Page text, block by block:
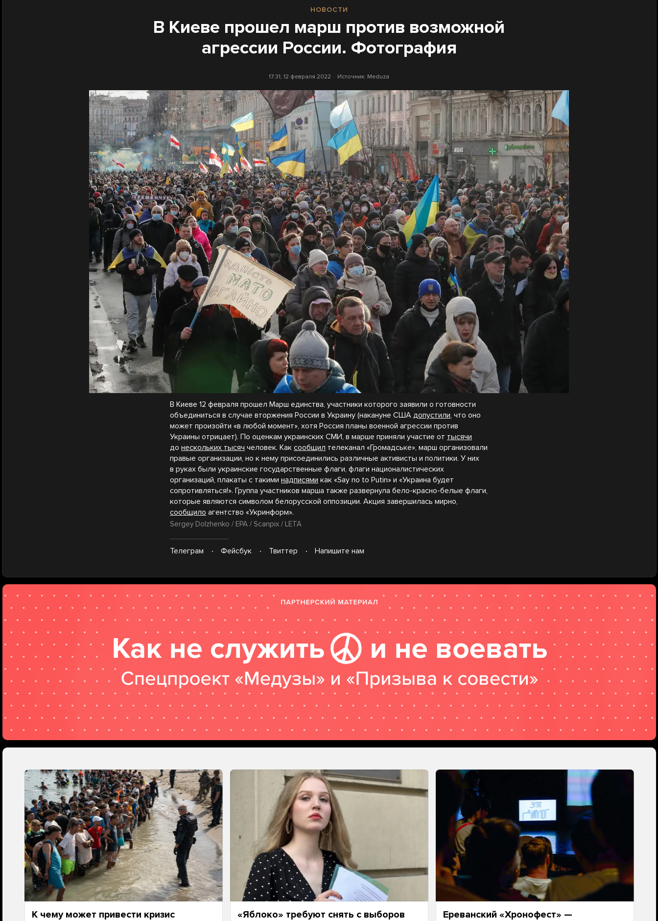
НОВОСТИ
В Киеве прошел марш против возможной
агрессии России. Фотография
17:31, 12 февраля 2022 Источник: Meduza
В Киеве 12 февраля прошел Марш единства, участники которого заявили о готовности
объединиться в случае вторжения России в Украину (накануне США допустили, что оно
может произойти «в любой момент», хотя Россия планы военной агрессии против
Украины отрицает). По оценкам украинских СМИ, в марше приняли участие от тысячи
до нескольких тысяч человек. Как сообщил телеканал «Громадське», марш организовали
правые организации, но к нему присоединились различные активисты и политики. У них
в руках были украинские государственные флаги, флаги националистических
организаций, плакаты с такими надписями как «Say no to Putin» и «Украина будет
сопротивляться!». Группа участников марша также развернула бело-красно-белые флаги,
которые являются символом белорусской оппозиции. Акция завершилась мирно,
сообщило агентство «Укринформ».
Sergey Dolzhenko / EPA / Scanpix / LETA
Телеграм Фейсбук Твиттер Напишите нам
К чему может привести кризис
«Яблоко» требуют снять с выборов
Ереванский «Хронофест» —